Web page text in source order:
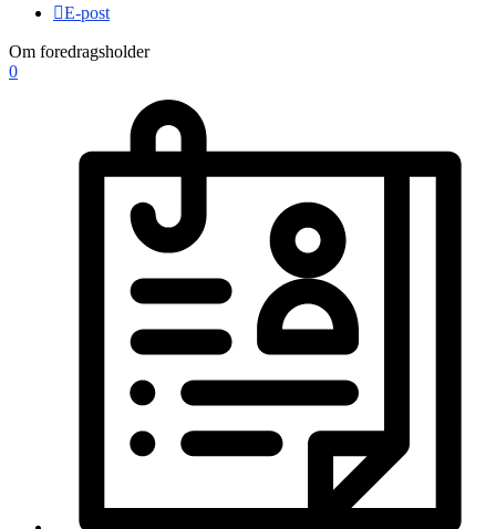
E-post
Om foredragsholder
0